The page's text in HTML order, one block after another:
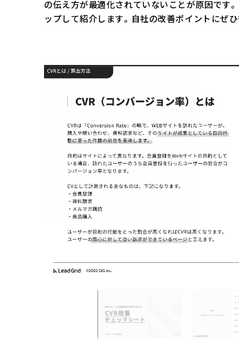
の伝え方が最適化されていないことが原因です
ップして紹介します。自社の改善ポイントにぜひ